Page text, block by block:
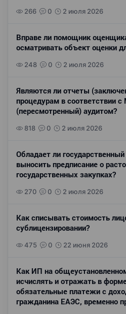
266 0 2 июля 2026
Вправе ли помощник
осматривать объект оценки
248 0 2 июля 2026
Являются ли отчеты
процедурам в соответствии
(пересмотренный) аудитом?
818 0 2 июля 2026
Обладает ли
выносить предписание о
государственных закупках?
270 0 2 июля 2026
Как списывать стоимость
сублицензировании?
475 0 22 июня 2026
Как ИП на
исчислять и отражать в
обязательные платежи с
гражданина ЕАЭС, временно